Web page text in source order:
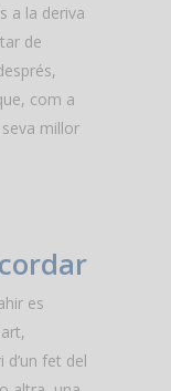
a la deriva
de
com a
millor
es
d’un fet del